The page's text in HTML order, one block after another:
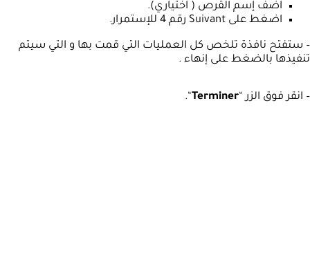
اضف إسم القرص ( اختياري).
اضغط على Suivant رقم 4 للإستمرار.
– ستفتح نافذة تلخص كل العمليات التي قمت بها و التي سيتم
تنفيذها بالضغط على إنهاء .
– انقر فوق الزر “Terminer
“.